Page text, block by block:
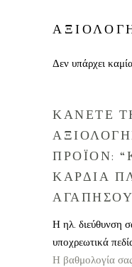
Δεν υπάρχει
ΚΑΝΕΤΕ
ΠΡΟΪΟΝ:
ΚΑΡΔΙΑ
ΑΓΑΠΗΣΟΥ
Η ηλ. διεύθυνση
υποχρεωτικά
Η βαθμολογία